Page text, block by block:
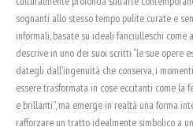
sognanti allo stesso tempo pulite curate e
informali, basate su ideali fanciulleschi
descrive in uno dei suoi scritti “le sue opere
dategli dall’ingenuità che conserva, i
essere trasformata in cose eccitanti come la
e brillanti”, ma emerge in realtà una forma
rafforzare un tratto idealmente simbolico a